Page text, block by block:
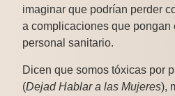
imaginar que podrían perder
a complicaciones que pongan
personal sanitario.
Dicen que somos tóxicas por
(Dejad Hablar a las Mujeres),